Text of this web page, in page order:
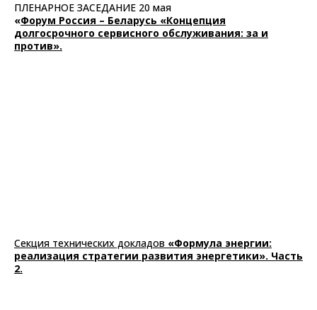
ПЛЕНАРНОЕ ЗАСЕДАНИЕ 20 мая
«Форум Россия – Беларусь «Концепция
долгосрочного сервисного обслуживания: за и
против».
Секция технических докладов «Формула энергии:
реализация стратегии развития энергетики». Часть
2.